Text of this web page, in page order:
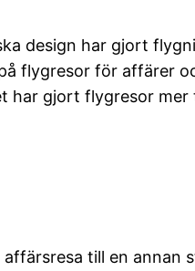
design har gjort
flygresor för affärer
har gjort flygresor mer
till en annan